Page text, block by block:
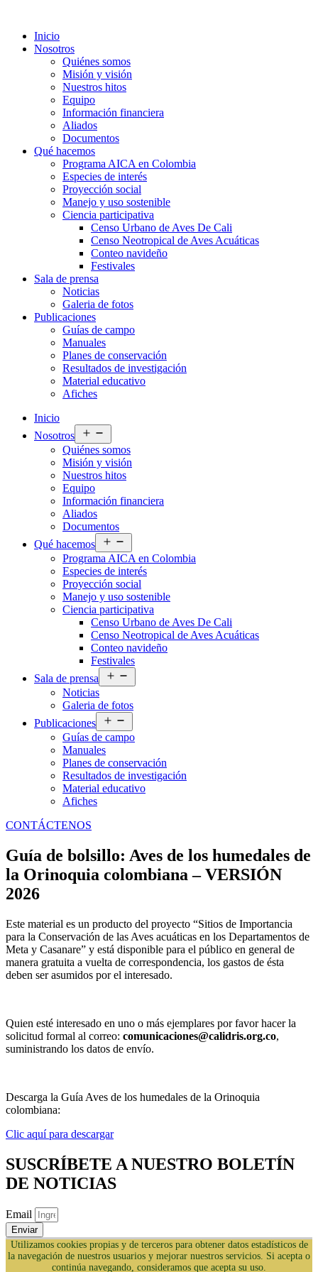
Inicio
Nosotros
Quiénes somos
Misión y visión
Nuestros hitos
Equipo
Información financiera
Aliados
Documentos
Qué hacemos
Programa AICA en Colombia
Especies de interés
Proyección social
Manejo y uso sostenible
Ciencia participativa
Censo Urbano de Aves De Cali
Censo Neotropical de Aves Acuáticas
Conteo navideño
Festivales
Sala de prensa
Noticias
Galeria de fotos
Publicaciones
Guías de campo
Manuales
Planes de conservación
Resultados de investigación
Material educativo
Afiches
Inicio
Nosotros
el
menú
Quiénes somos
Misión y visión
Nuestros hitos
Equipo
Información financiera
Aliados
Documentos
Qué hacemos
el
menú
Programa AICA en Colombia
Especies de interés
Proyección social
Manejo y uso sostenible
Ciencia participativa
Censo Urbano de Aves De Cali
Censo Neotropical de Aves Acuáticas
Conteo navideño
Festivales
Sala de prensa
el
Noticias
Galeria de fotos
Publicaciones
el
menú
Guías de campo
Manuales
Planes de conservación
Resultados de investigación
Material educativo
Afiches
CONTÁCTENOS
Guía de bolsillo: Aves de los humedales de
la Orinoquia colombiana – VERSIÓN
2026
Este material es un producto del proyecto “Sitios de Importancia
para la Conservación de las Aves acuáticas en los Departamentos de
Meta y Casanare” y está disponible para el público en general de
manera gratuita a vuelta de correspondencia, los gastos de ésta
deben ser asumidos por el interesado.
Quien esté interesado en uno o más ejemplares por favor hacer la
solicitud formal al correo: comunicaciones@calidris.org.co,
suministrando los datos de envío.
Descarga la Guía Aves de los humedales de la Orinoquia
colombiana:
Clic aquí para descargar
SUSCRÍBETE A NUESTRO BOLETÍN
DE NOTICIAS
Email
Enviar
Utilizamos cookies propias y de terceros para obtener datos estadísticos de
la navegación de nuestros usuarios y mejorar nuestros servicios. Si acepta o
continúa navegando, consideramos que acepta su uso.